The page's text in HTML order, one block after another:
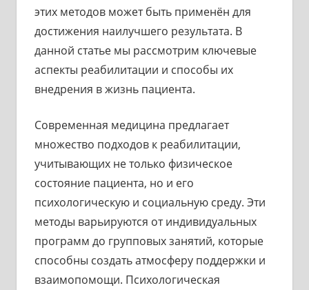
этих методов может быть применён для
достижения наилучшего результата. В
данной статье мы рассмотрим ключевые
аспекты реабилитации и способы их
внедрения в жизнь пациента.
Современная медицина предлагает
множество подходов к реабилитации,
учитывающих не только физическое
состояние пациента, но и его
психологическую и социальную среду. Эти
методы варьируются от индивидуальных
программ до групповых занятий, которые
способны создать атмосферу поддержки и
взаимопомощи. Психологическая